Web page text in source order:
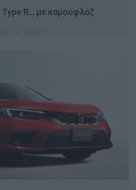
R… με καμουφλάζ